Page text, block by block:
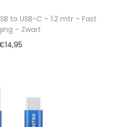
to USB-C – 1.2 mtr – Fast
– Zwart
14,95